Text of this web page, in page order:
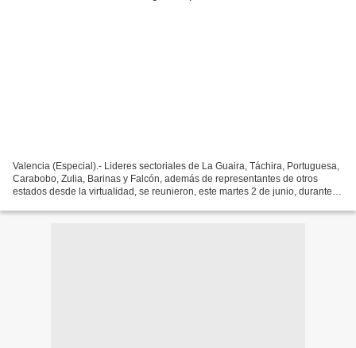
Valencia (Especial).- Lideres sectoriales de La Guaira, Táchira, Portuguesa,
Carabobo, Zulia, Barinas y Falcón, además de representantes de otros
estados desde la virtualidad, se reunieron, este martes 2 de junio, durante